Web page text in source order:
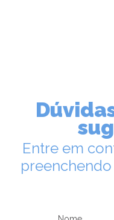
26/09/2024
Entre em